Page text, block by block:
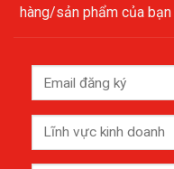
hàng/sản phẩm của